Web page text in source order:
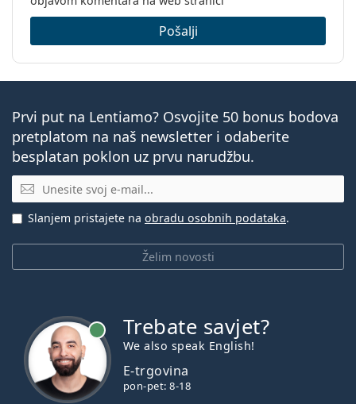
Pošalji
Prvi put na Lentiamo? Osvojite 50 bonus bodova
pretplatom na naš newsletter i odaberite
besplatan poklon uz prvu narudžbu.
E-mail
Želim novosti
Slanjem pristajete na obradu osobnih podataka.
Trebate savjet?
We also speak English!
E-trgovina
pon-pet: 8-18